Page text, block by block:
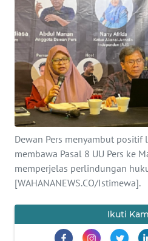
Dewan Pers menyambut
membawa Pasal 8 UU Pers ke
memperjelas perlindungan
[WAHANANEWS.CO/Istimewa].
Ikuti
KESEHATAN
INTERNASIONAL
SERBA-SERBI
OLAHRAGA
EDITORIAL